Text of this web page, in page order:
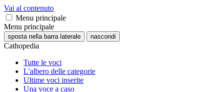
Vai al contenuto
Menu principale
Menu principale
sposta nella barra laterale nascondi
Cathopedia
Tutte le voci
L'albero delle categorie
Ultime voci inserite
Una voce a caso